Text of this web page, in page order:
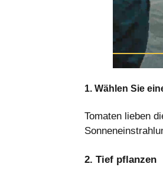
1. Wählen Sie
Tomaten lieben
2. Tief pflanzen